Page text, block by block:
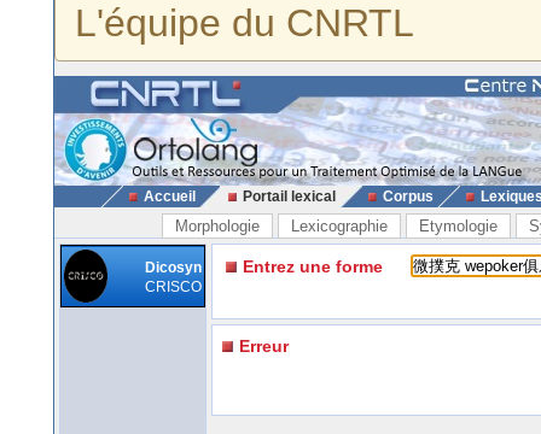
L'équipe du CNRTL
Accueil Portail lexical Corpus
Morphologie Lexicographie Etymologie
Dicosyn
CRISCO
Entrez une forme
Erreur